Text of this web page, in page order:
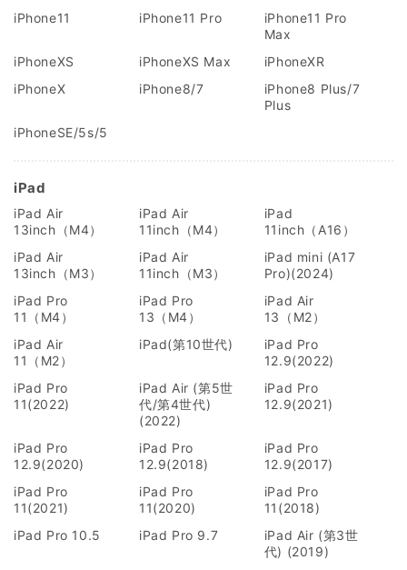
iPhone11
iPhone11 Pro
iPhone11 Pro
Max
iPhoneXS
iPhoneXS Max
iPhoneXR
iPhoneX
iPhone8/7
iPhone8 Plus/7
Plus
iPhoneSE/5s/5
iPad
iPad Air
13inch（M4）
iPad Air
11inch（M4）
iPad
11inch（A16）
iPad Air
13inch（M3）
iPad Air
11inch（M3）
iPad mini (A17
Pro)(2024)
iPad Pro
11（M4）
iPad Pro
13（M4）
iPad Air
13（M2）
iPad Air
11（M2）
iPad(第10世代)
iPad Pro
12.9(2022)
iPad Pro
11(2022)
iPad Air (第5世
代/第4世代)
(2022)
iPad Pro
12.9(2021)
iPad Pro
12.9(2020)
iPad Pro
12.9(2018)
iPad Pro
12.9(2017)
iPad Pro
11(2021)
iPad Pro
11(2020)
iPad Pro
11(2018)
iPad Pro 10.5
iPad Pro 9.7
iPad Air (第3世
代) (2019)